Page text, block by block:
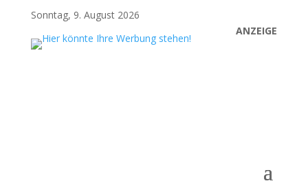
Sonntag, 9. August 2026
ANZEIGE